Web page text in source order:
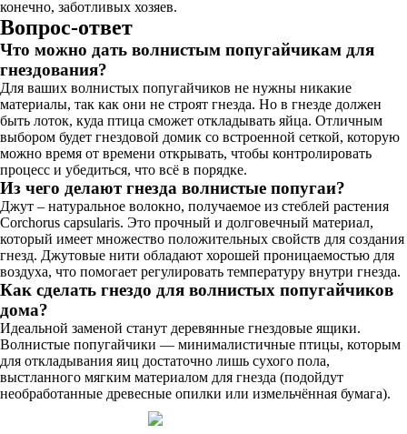
конечно, заботливых хозяев.
Вопрос-ответ
Что можно дать волнистым попугайчикам для
гнездования?
Для ваших волнистых попугайчиков не нужны никакие
материалы, так как они не строят гнезда. Но в гнезде должен
быть лоток, куда птица сможет откладывать яйца. Отличным
выбором будет гнездовой домик со встроенной сеткой, которую
можно время от времени открывать, чтобы контролировать
процесс и убедиться, что всё в порядке.
Из чего делают гнезда волнистые попугаи?
Джут – натуральное волокно, получаемое из стеблей растения
Corchorus capsularis. Это прочный и долговечный материал,
который имеет множество положительных свойств для создания
гнезд. Джутовые нити обладают хорошей проницаемостью для
воздуха, что помогает регулировать температуру внутри гнезда.
Как сделать гнездо для волнистых попугайчиков
дома?
Идеальной заменой станут деревянные гнездовые ящики.
Волнистые попугайчики — минималистичные птицы, которым
для откладывания яиц достаточно лишь сухого пола,
выстланного мягким материалом для гнезда (подойдут
необработанные древесные опилки или измельчённая бумага).